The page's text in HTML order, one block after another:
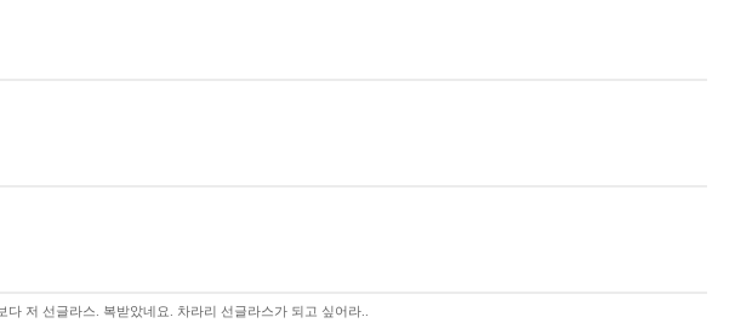
저 선글라스. 복받았네요. 차라리 선글라스가 되고 싶어라..